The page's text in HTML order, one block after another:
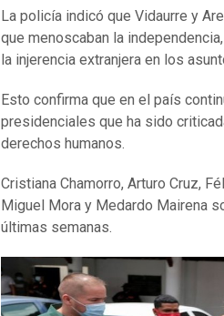
La policía indicó que Vidaurre y
que menoscaban la
la injerencia extranjera en los
Esto confirma que en el país
presidenciales que ha sido
derechos humanos.
Cristiana Chamorro, Arturo Cruz,
Miguel Mora y Medardo Mairena
últimas semanas.